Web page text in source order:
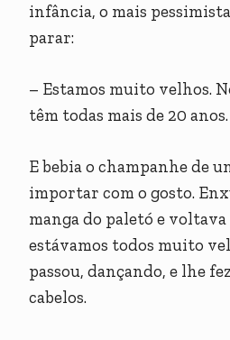
infância, o mais
parar:
– Estamos muito velhos.
têm todas mais de 20 anos.
E bebia o champanhe de
importar com o gosto.
manga do paletó e
estávamos todos muito
passou, dançando, e lhe
cabelos.